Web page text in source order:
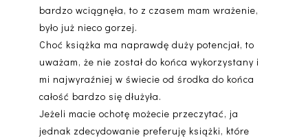
bardzo wciągnęła, to z czasem mam wrażenie,
było już nieco gorzej.
Choć książka ma naprawdę duży potencjał, to
uważam, że nie został do końca wykorzystany i
mi najwyraźniej w świecie od środka do końca
całość bardzo się dłużyła.
Jeżeli macie ochotę możecie przeczytać, ja
jednak zdecydowanie preferuję książki, które